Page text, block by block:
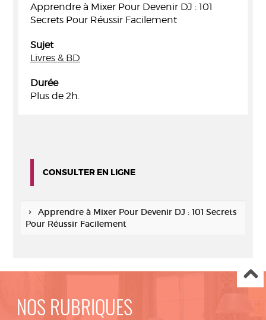
Apprendre à Mixer Pour Devenir DJ : 101
Secrets Pour Réussir Facilement
Sujet
Livres & BD
Durée
Plus de 2h.
CONSULTER EN LIGNE
Apprendre à Mixer Pour Devenir DJ : 101 Secrets
Pour Réussir Facilement
NOS RUBRIQUES